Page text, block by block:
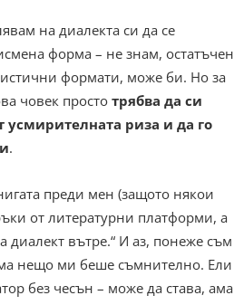
на диалекта си да се
форма – не знам, остатъчен
формати, може би. Но за
човек просто трябва да си
усмирителната риза и да го
.
преди мен (защото някои
от литературни платформи, а
диалект вътре.“ И аз, понеже съм
нещо ми беше съмнително. Ели
без чесън – може да става, ама